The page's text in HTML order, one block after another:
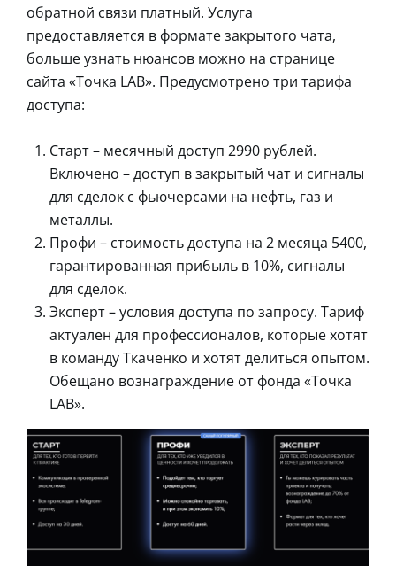
обратной связи платный. Услуга
предоставляется в формате закрытого чата,
больше узнать нюансов можно на странице
сайта «Точка LAB». Предусмотрено три тарифа
доступа:
Старт – месячный доступ 2990 рублей.
Включено – доступ в закрытый чат и сигналы
для сделок с фьючерсами на нефть, газ и
металлы.
Профи – стоимость доступа на 2 месяца 5400,
гарантированная прибыль в 10%, сигналы
для сделок.
Эксперт – условия доступа по запросу. Тариф
актуален для профессионалов, которые хотят
в команду Ткаченко и хотят делиться опытом.
Обещано вознаграждение от фонда «Точка
LAB».